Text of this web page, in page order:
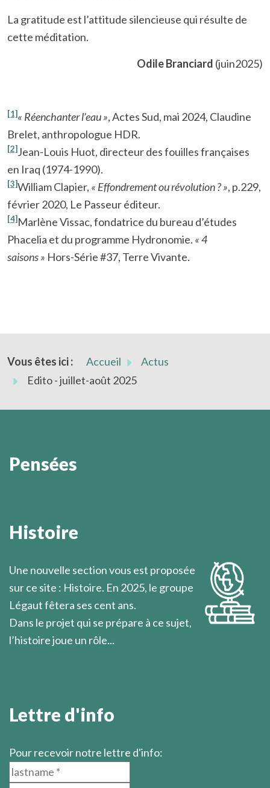
La gratitude est l’attitude silencieuse qui résulte de
cette méditation.
Odile Branciard (juin2025)
[1]« Réenchanter l’eau », Actes Sud, mai 2024, Claudine
Brelet, anthropologue HDR.
[2]Jean-Louis Huot, directeur des fouilles françaises
en Iraq (1974-1990).
[3]William Clapier, « Effondrement ou révolution ? », p.229,
février 2020, Le Passeur éditeur.
[4] Marlène Vissac, fondatrice du bureau d’études
Phacelia et du programme Hydronomie. « 4
saisons » Hors-Série #37, Terre Vivante.
Vous êtes ici : Accueil
Actus
Edito - juillet-août 2025
Pensées
soutiennent et l’aident à grandir.
Histoire
Une nouvelle section vous est proposée
sur ce site : Histoire. En 2025, le groupe
Légaut fêtera ses cent ans.
Dans le projet qui se prépare à ce sujet,
l’histoire joue un rôle...
Lettre d'info
Pour recevoir notre lettre d'info: